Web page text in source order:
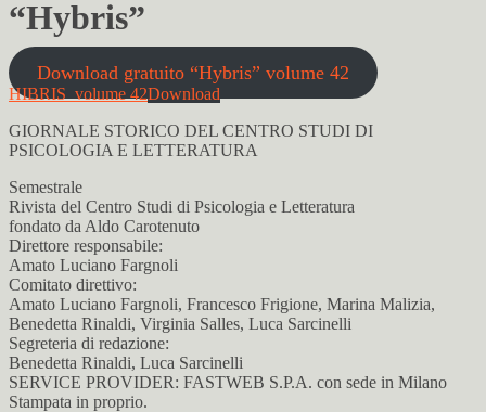
“Hybris”
Download gratuito “Hybris” volume 42
HIBRIS_volume 42Download
GIORNALE STORICO DEL CENTRO STUDI DI
PSICOLOGIA E LETTERATURA
Semestrale
Rivista del Centro Studi di Psicologia e Letteratura
fondato da Aldo Carotenuto
Direttore responsabile:
Amato Luciano Fargnoli
Comitato direttivo:
Amato Luciano Fargnoli, Francesco Frigione, Marina Malizia,
Benedetta Rinaldi, Virginia Salles, Luca Sarcinelli
Segreteria di redazione:
Benedetta Rinaldi, Luca Sarcinelli
SERVICE PROVIDER: FASTWEB S.P.A. con sede in Milano
Stampata in proprio.